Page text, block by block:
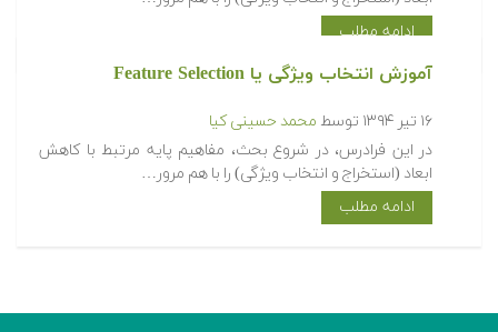
ادامه مطلب
آموزش انتخاب ویژگی یا Feature Selection
۱۶ تیر ۱۳۹۴ توسط محمد حسینی کیا
در این فرادرس، در شروع بحث، مفاهیم پایه مرتبط با کاهش
ابعاد (استخراج و انتخاب ویژگی) را با هم مرور…
ادامه مطلب